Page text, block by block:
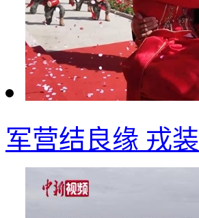
军营结良缘 戎